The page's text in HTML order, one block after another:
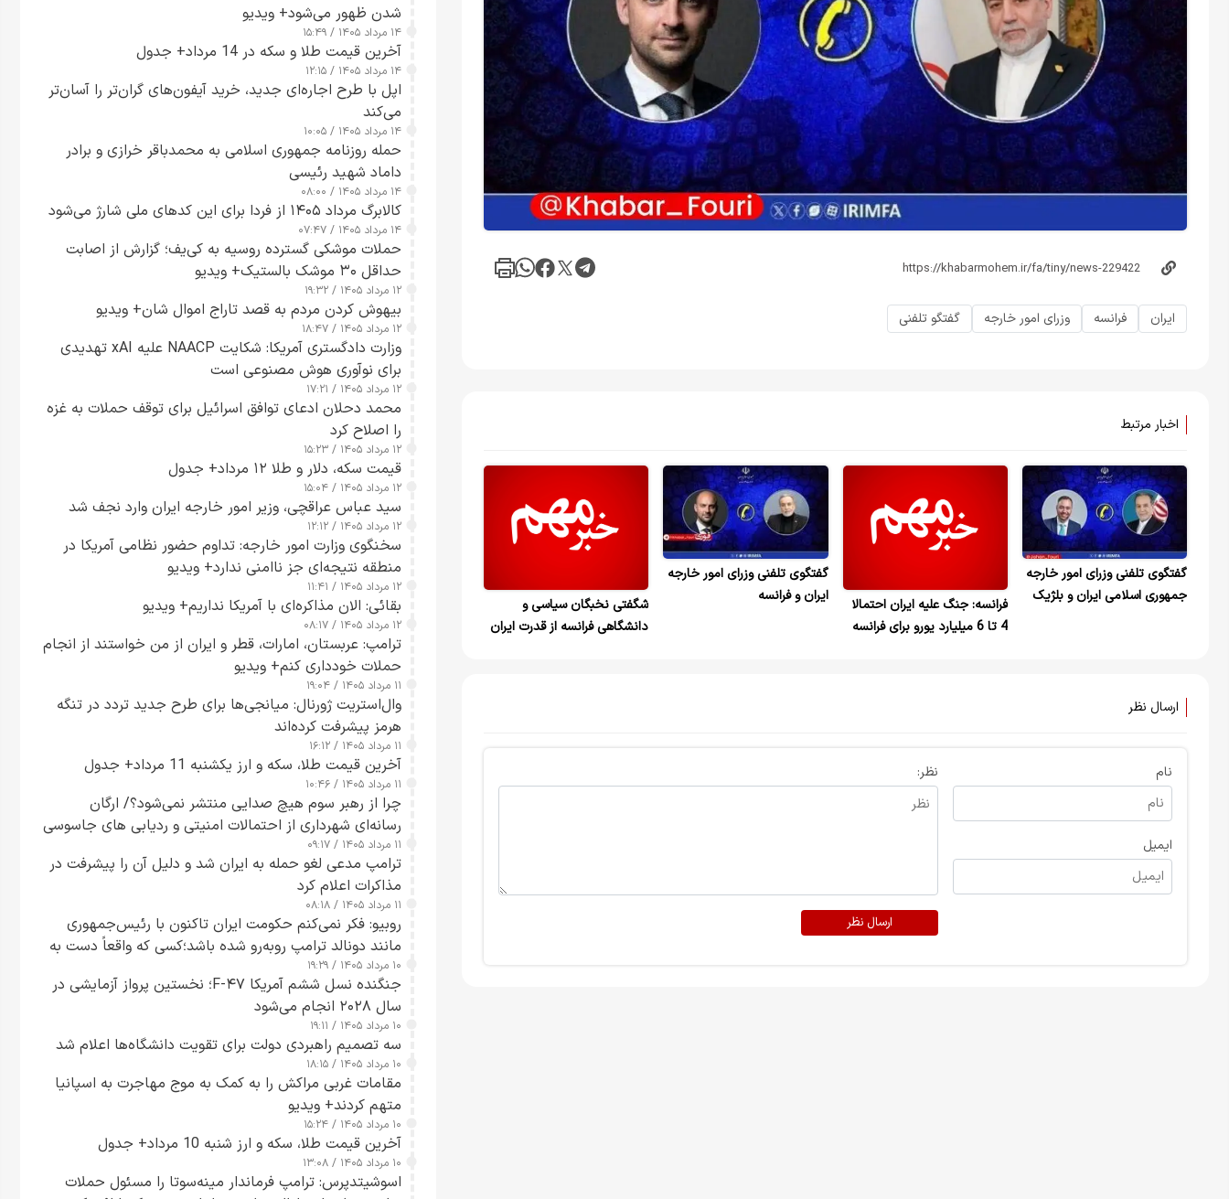
ایران فرانسه وزرای امور خارجه گفتگو تلفنی
اخبار مرتبط
گفتگوی تلفنی وزرای امور خارجه
جمهوری اسلامی ایران و بلژیک
فرانسه: جنگ علیه ایران احتمالا
4 تا 6 میلیارد یورو برای فرانسه
گفتگوی تلفنی وزرای امور خارجه
ایران و فرانسه
شگفتی نخبگان سیاسی و
دانشگاهی فرانسه از قدرت ایران
ارسال نظر
نام
ایمیل
نظر:
ارسال نظر
شدن ظهور می‌شود+ ویدیو
۱۴ مرداد ۱۴۰۵ / ۱۵:۴۹
آخرین قیمت طلا و سکه در 14 مرداد+ جدول
۱۴ مرداد ۱۴۰۵ / ۱۲:۱۵
اپل با طرح اجاره‌ای جدید، خرید آیفون‌های گران‌تر را آسان‌تر
می‌کند
۱۴ مرداد ۱۴۰۵ / ۱۰:۰۵
حمله روزنامه جمهوری اسلامی به محمدباقر خرازی و برادر
داماد شهید رئیسی
۱۴ مرداد ۱۴۰۵ / ۰۸:۰۰
کالابرگ مرداد ۱۴۰۵ از فردا برای این کدهای ملی شارژ می‌شود
۱۴ مرداد ۱۴۰۵ / ۰۷:۴۷
حملات موشکی گسترده روسیه به کی‌یف؛ گزارش از اصابت
حداقل ۳۰ موشک بالستیک+ ویدیو
۱۲ مرداد ۱۴۰۵ / ۱۹:۳۲
بیهوش کردن مردم به قصد تاراج اموال شان+ ویدیو
۱۲ مرداد ۱۴۰۵ / ۱۸:۴۷
وزارت دادگستری آمریکا: شکایت NAACP علیه xAI تهدیدی
برای نوآوری هوش مصنوعی است
۱۲ مرداد ۱۴۰۵ / ۱۷:۲۱
محمد دحلان ادعای توافق اسرائیل برای توقف حملات به غزه
را اصلاح کرد
۱۲ مرداد ۱۴۰۵ / ۱۵:۲۳
قیمت سکه، دلار و طلا ۱۲ مرداد+ جدول
۱۲ مرداد ۱۴۰۵ / ۱۵:۰۴
سید عباس عراقچی، وزیر امور خارجه ایران وارد نجف شد
۱۲ مرداد ۱۴۰۵ / ۱۲:۱۲
سخنگوی وزارت امور خارجه: تداوم حضور نظامی آمریکا در
منطقه نتیجه‌ای جز ناامنی ندارد+ ویدیو
۱۲ مرداد ۱۴۰۵ / ۱۱:۴۱
بقائی: الان مذاکره‌ای با آمریکا نداریم+ ویدیو
۱۲ مرداد ۱۴۰۵ / ۰۸:۱۷
ترامپ: عربستان، امارات، قطر و ایران از من خواستند از انجام
حملات خودداری کنم+ ویدیو
۱۱ مرداد ۱۴۰۵ / ۱۹:۰۴
وال‌استریت ژورنال: میانجی‌ها برای طرح جدید تردد در تنگه
هرمز پیشرفت کرده‌اند
۱۱ مرداد ۱۴۰۵ / ۱۶:۱۲
آخرین قیمت طلا، سکه و ارز یکشنبه 11 مرداد+ جدول
۱۱ مرداد ۱۴۰۵ / ۱۰:۴۶
چرا از رهبر سوم هیچ صدایی منتشر نمی‌شود؟/ ارگان
رسانه‌ای شهرداری از احتمالات امنیتی و ردیابی های جاسوسی
گفت
۱۱ مرداد ۱۴۰۵ / ۰۹:۱۷
ترامپ مدعی لغو حمله به ایران شد و دلیل آن را پیشرفت در
مذاکرات اعلام کرد
۱۱ مرداد ۱۴۰۵ / ۰۸:۱۸
روبیو: فکر نمی‌کنم حکومت ایران تاکنون با رئیس‌جمهوری
مانند دونالد ترامپ روبه‌رو شده باشد؛کسی که واقعاً دست به
اقدام می‌زند
۱۰ مرداد ۱۴۰۵ / ۱۹:۲۹
جنگنده نسل ششم آمریکا F-۴۷؛ نخستین پرواز آزمایشی در
سال ۲۰۲۸ انجام می‌شود
۱۰ مرداد ۱۴۰۵ / ۱۹:۱۱
سه تصمیم راهبردی دولت برای تقویت دانشگاه‌ها اعلام شد
۱۰ مرداد ۱۴۰۵ / ۱۸:۱۵
مقامات غربی مراکش را به کمک به موج مهاجرت به اسپانیا
متهم کردند+ ویدیو
۱۰ مرداد ۱۴۰۵ / ۱۵:۲۴
آخرین قیمت طلا، سکه و ارز شنبه 10 مرداد+ جدول
۱۰ مرداد ۱۴۰۵ / ۱۳:۰۸
اسوشیتدپرس: ترامپ فرماندار مینه‌سوتا را مسئول حملات